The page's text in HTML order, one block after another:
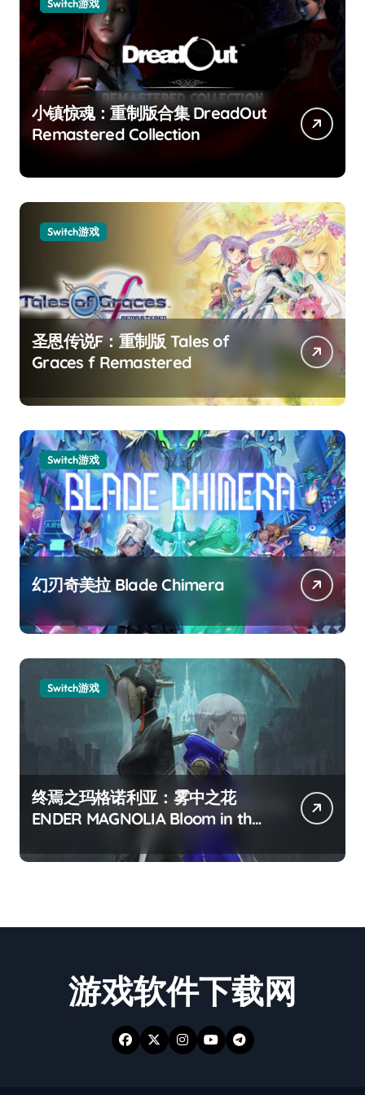
Switch游戏
小镇惊魂：重制版合集 DreadOut
Remastered Collection
Switch游戏
圣恩传说F：重制版 Tales of
Graces f Remastered
Switch游戏
幻刃奇美拉 Blade Chimera
Switch游戏
终焉之玛格诺利亚：雾中之花
ENDER MAGNOLIA Bloom in the
游戏软件下载网